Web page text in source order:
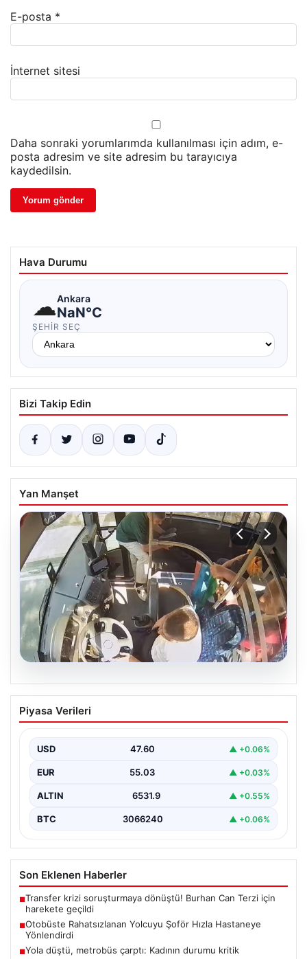
E-posta *
İnternet sitesi
Daha sonraki yorumlarımda kullanılması için adım, e-
posta adresim ve site adresim bu tarayıcıya
kaydedilsin.
Hava Durumu
☁Ankara
NaN°C
ŞEHIR SEÇ
Bizi Takip Edin
Yan Manşet
05.08.2026
Otobüste Rahatsızlanan Yolcuyu Şoför
Hızla Hastaneye Yönlendirdi
otobüslerinde yaşanan ilginç ve dikkat çekici…
Piyasa Verileri
USD 47.60 ▲ +0.06%
EUR 55.03 ▲ +0.03%
ALTIN 6531.9 ▲ +0.55%
BTC 3066240 ▲ +0.06%
Son Eklenen Haberler
■Transfer krizi soruşturmaya dönüştü! Burhan Can Terzi için
harekete geçildi
■Otobüste Rahatsızlanan Yolcuyu Şoför Hızla Hastaneye
Yönlendirdi
■Yola düştü, metrobüs çarptı: Kadının durumu kritik